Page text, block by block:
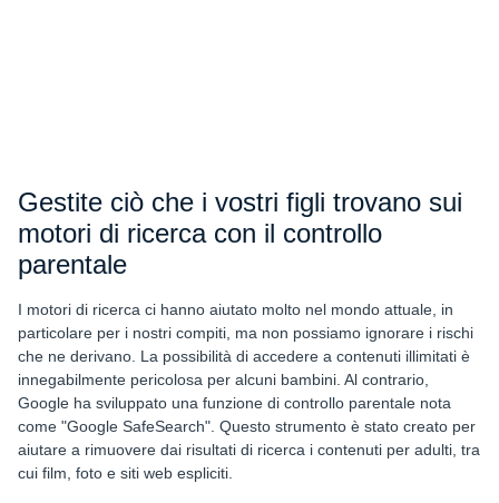
Gestite ciò che i vostri figli trovano sui
motori di ricerca con il controllo
parentale
I motori di ricerca ci hanno aiutato molto nel mondo attuale, in
particolare per i nostri compiti, ma non possiamo ignorare i rischi
che ne derivano. La possibilità di accedere a contenuti illimitati è
innegabilmente pericolosa per alcuni bambini. Al contrario,
Google ha sviluppato una funzione di controllo parentale nota
come "Google SafeSearch". Questo strumento è stato creato per
aiutare a rimuovere dai risultati di ricerca i contenuti per adulti, tra
cui film, foto e siti web espliciti.